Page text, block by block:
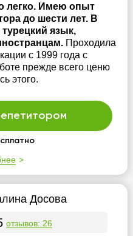
легко. Имею опыт
до шести лет. В
язык,
Проходила
с 1999 года с
прежде всего ценю
этого.
Досова
отзывов: 26